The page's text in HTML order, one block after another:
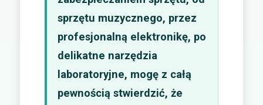
sprzętu muzycznego, przez
profesjonalną elektronikę, po
delikatne narzędzia
laboratoryjne, mogę z całą
pewnością stwierdzić, że